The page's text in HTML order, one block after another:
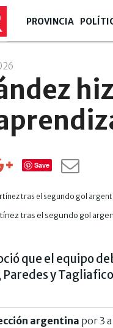
PROVINCIA
Save
tras el segundo gol
que el equipo
y
argentina por 3